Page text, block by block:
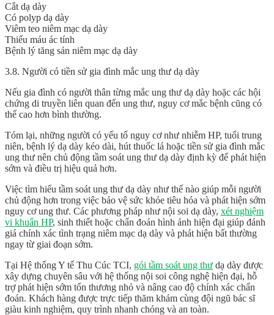
Cắt dạ dày
Có polyp dạ dày
Viêm teo niêm mạc dạ dày
Thiếu máu ác tính
Bệnh lý tăng sản niêm mạc dạ dày
3.8. Người có tiền sử gia đình mắc ung thư dạ dày
Nếu gia đình có người thân từng mắc ung thư dạ dày hoặc các hội
chứng di truyền liên quan đến ung thư, nguy cơ mắc bệnh cũng có
thể cao hơn bình thường.
Tóm lại, những người có yếu tố nguy cơ như nhiễm HP, tuổi trung
niên, bệnh lý dạ dày kéo dài, hút thuốc lá hoặc tiền sử gia đình mắc
ung thư nên chủ động tầm soát ung thư dạ dày định kỳ để phát hiện
sớm và điều trị hiệu quả hơn.
Việc tìm hiểu tầm soát ung thư dạ dày như thế nào giúp mỗi người
chủ động hơn trong việc bảo vệ sức khỏe tiêu hóa và phát hiện sớm
nguy cơ ung thư. Các phương pháp như nội soi dạ dày, xét nghiệm
vi khuẩn HP, sinh thiết hoặc chẩn đoán hình ảnh hiện đại giúp đánh
giá chính xác tình trạng niêm mạc dạ dày và phát hiện bất thường
ngay từ giai đoạn sớm.
Tại Hệ thống Y tế Thu Cúc TCI, gói tầm soát ung thư dạ dày được
xây dựng chuyên sâu với hệ thống nội soi công nghệ hiện đại, hỗ
trợ phát hiện sớm tổn thương nhỏ và nâng cao độ chính xác chẩn
đoán. Khách hàng được trực tiếp thăm khám cùng đội ngũ bác sĩ
giàu kinh nghiệm, quy trình nhanh chóng và an toàn.